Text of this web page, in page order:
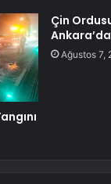
Çin
Ağustos 7,